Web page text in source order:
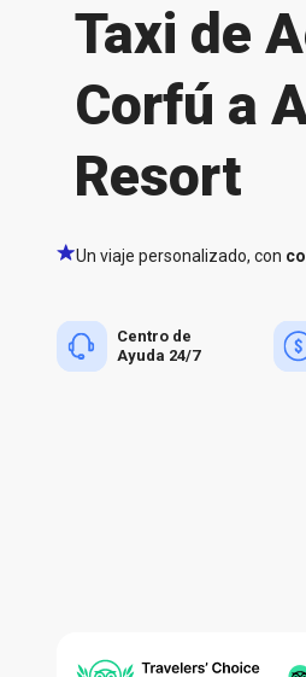
Taxi de
Corfú a
Resort
Un viaje personalizado, con
Centro de
Ayuda 24/7